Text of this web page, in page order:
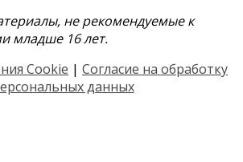
не рекомендуемые к
младше 16 лет.
Cookie | Согласие на обработку
данных